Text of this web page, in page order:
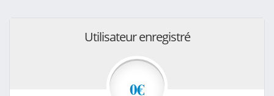
Utilisateur enregistré
0€